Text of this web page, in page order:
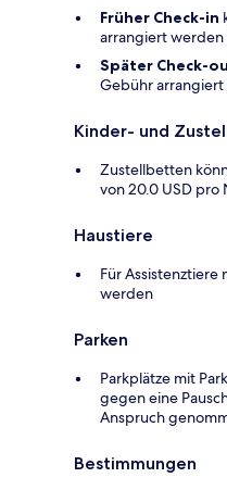
Früher Check-in
arrangiert werden
Später Check-
Gebühr
Kinder- und
Zustellbetten
von 20.0 USD
Haustiere
Für
werden
Parken
Parkplätze mit
gegen eine
Anspruch
Bestimmungen